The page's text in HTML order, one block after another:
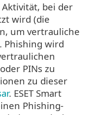
bei der
wird (die
um vertrauliche
Phishing wird
PINs zu
zu dieser
. ESET Smart
Phishing-